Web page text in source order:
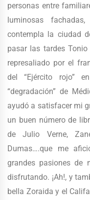
personas entre
luminosas
contempla la ciudad
pasar las tardes
represaliado por el
del “Ejército rojo”
“degradación” de
ayudó a satisfacer mi
un buen número de
de Julio Verne,
Dumas….que me
grandes pasiones de
disfrutando. ¡Ah!, y
bella Zoraida y el